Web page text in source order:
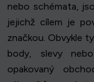
nebo schémata,
jejichž cílem je
značkou. Obvykle
body, slevy
opakovaný